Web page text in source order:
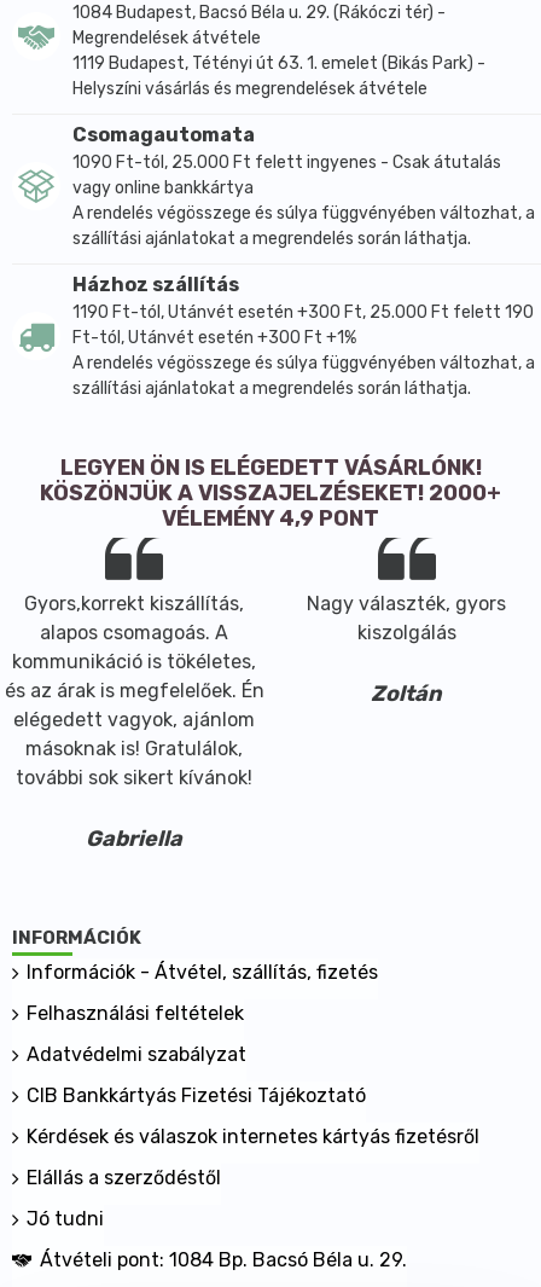
1084 Budapest, Bacsó Béla u. 29. (Rákóczi tér) -
Megrendelések átvétele
1119 Budapest, Tétényi út 63. 1. emelet (Bikás Park) -
Helyszíni vásárlás és megrendelések átvétele
Csomagautomata
1090 Ft-tól, 25.000 Ft felett ingyenes - Csak átutalás
vagy online bankkártya
A rendelés végösszege és súlya függvényében változhat, a
szállítási ajánlatokat a megrendelés során láthatja.
Házhoz szállítás
1190 Ft-tól, Utánvét esetén +300 Ft, 25.000 Ft felett 190
Ft-tól, Utánvét esetén +300 Ft +1%
A rendelés végösszege és súlya függvényében változhat, a
szállítási ajánlatokat a megrendelés során láthatja.
LEGYEN ÖN IS ELÉGEDETT VÁSÁRLÓNK!
KÖSZÖNJÜK A VISSZAJELZÉSEKET! 2000+
VÉLEMÉNY 4,9 PONT
Gyors,korrekt kiszállítás,
alapos csomagoás. A
kommunikáció is tökéletes,
és az árak is megfelelőek. Én
elégedett vagyok, ajánlom
másoknak is! Gratulálok,
további sok sikert kívánok!
Gabriella
Nagy választék, gyors
kiszolgálás
Zoltán
INFORMÁCIÓK
Információk - Átvétel, szállítás, fizetés
Felhasználási feltételek
Adatvédelmi szabályzat
CIB Bankkártyás Fizetési Tájékoztató
Kérdések és válaszok internetes kártyás fizetésről
Elállás a szerződéstől
Jó tudni
Átvételi pont: 1084 Bp. Bacsó Béla u. 29.